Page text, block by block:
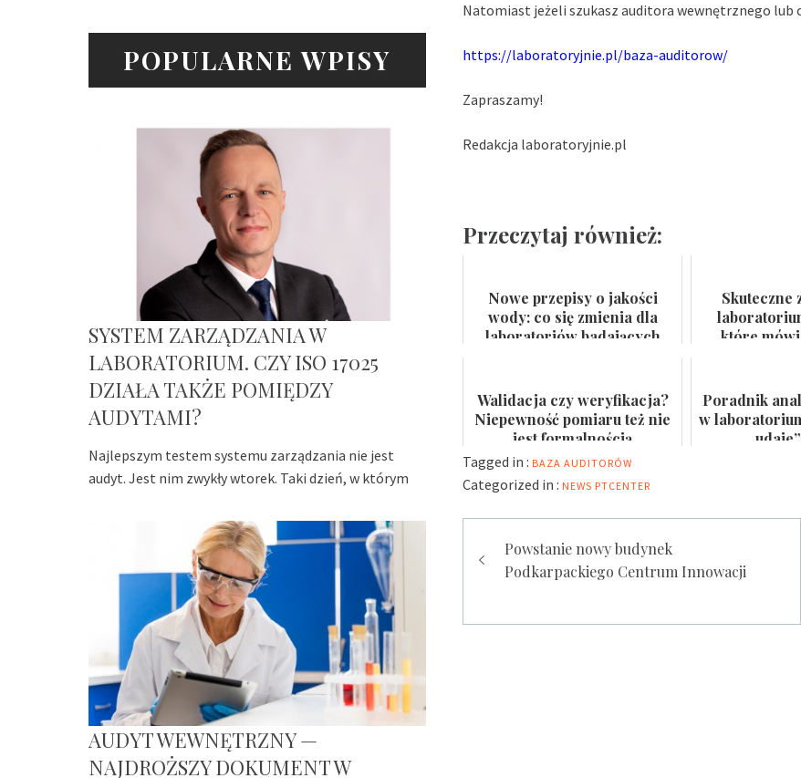
Natomiast jeżeli szukasz auditora wewnętrznego lub
https://laboratoryjnie.pl/baza-auditorow/
Zapraszamy!
Redakcja laboratoryjnie.pl
Przeczytaj również:
Nowe przepisy o jakości
wody: co się zmienia dla
laboratoriów badających
Skuteczne
które
Walidacja czy weryfikacja?
Niepewność pomiaru też nie
jest formalnością
Poradnik
w
Tagged in : BAZA AUDITORÓW
Categorized in : NEWS PTCENTER
Nawigacja
wpisu
Powstanie nowy budynek
Podkarpackiego Centrum Innowacji
POPULARNE WPISY
SYSTEM ZARZĄDZANIA W
LABORATORIUM. CZY ISO 17025
DZIAŁA TAKŻE POMIĘDZY
AUDYTAMI?
Najlepszym testem systemu zarządzania nie jest
audyt. Jest nim zwykły wtorek. Taki dzień, w którym
AUDYT WEWNĘTRZNY —
NAJDROŻSZY DOKUMENT W